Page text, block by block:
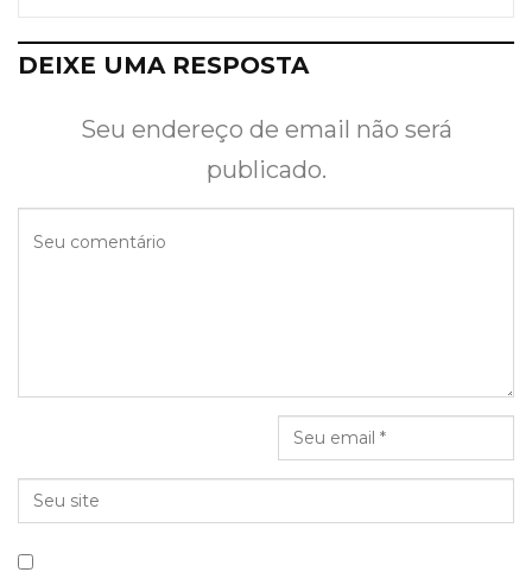
DEIXE UMA RESPOSTA
Seu endereço de email não será
publicado.